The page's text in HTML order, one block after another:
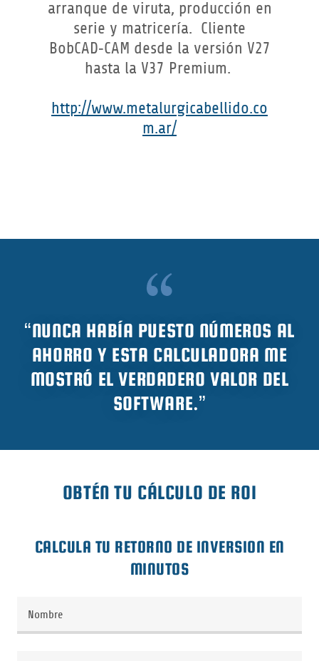
arranque de viruta, producción en
serie y matricería. Cliente
BobCAD‑CAM desde la versión V27
hasta la V37 Premium.
http://www.metalurgicabellido.co
m.ar/
“NUNCA HABÍA PUESTO NÚMEROS AL
AHORRO Y ESTA CALCULADORA ME
MOSTRÓ EL VERDADERO VALOR DEL
SOFTWARE.”
OBTÉN TU CÁLCULO DE ROI
CALCULA TU RETORNO DE INVERSION EN
MINUTOS
Nombre